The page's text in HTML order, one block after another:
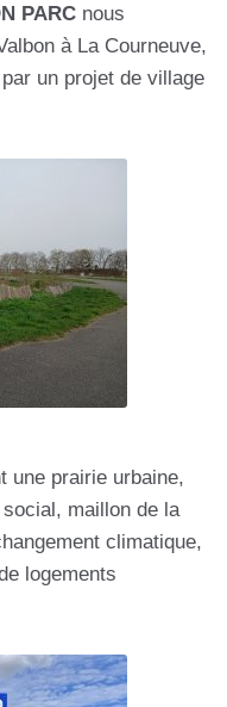
PARC nous
à La Courneuve,
un projet de village
une prairie urbaine,
maillon de la
climatique,
logements